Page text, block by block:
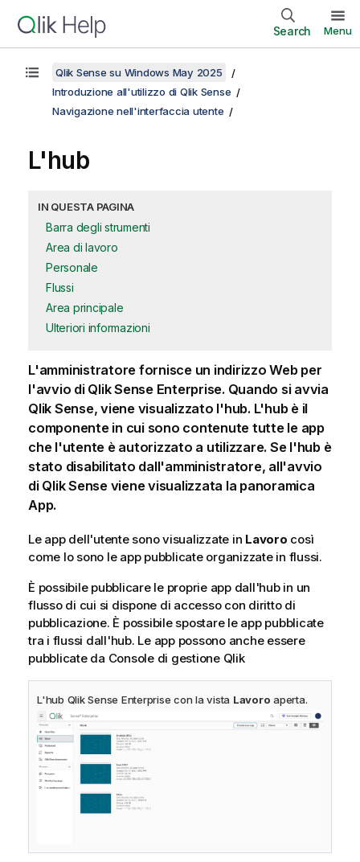
Search Menu
Qlik Sense su Windows May 2025
Introduzione all'utilizzo di Qlik Sense
Navigazione nell'interfaccia utente
L'hub
IN QUESTA PAGINA
Barra degli strumenti
Area di lavoro
Personale
Flussi
Area principale
Ulteriori informazioni
L'amministratore fornisce un indirizzo Web per
l'avvio di Qlik Sense Enterprise. Quando si avvia
Qlik Sense, viene visualizzato l'hub. L'hub è il
componente in cui sono contenute tutte le app
che l'utente è autorizzato a utilizzare. Se l'hub è
stato disabilitato dall'amministratore, all'avvio
di Qlik Senseviene visualizzata la panoramica
App.
Le app dell'utente sono visualizzate in Lavoro così
come lo sono le app pubblicate organizzate in flussi.
È possibile pubblicare le proprie app dall'hub in un
flusso di cui si dispone di accesso con diritto di
pubblicazione. È possibile spostare le app pubblicate
tra i flussi dall'hub. Le app possono anche essere
pubblicate da Console di gestione Qlik
L'hub Qlik Sense Enterprise con la vista Lavoro aperta.